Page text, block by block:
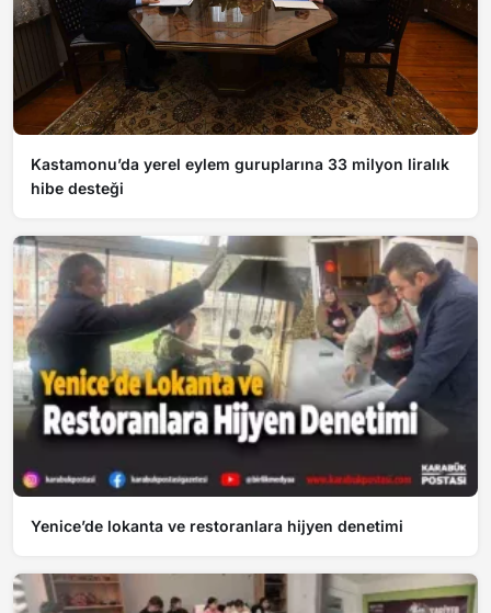
Kastamonu’da yerel eylem guruplarına 33 milyon liralık
hibe desteği
Yenice’de lokanta ve restoranlara hijyen denetimi